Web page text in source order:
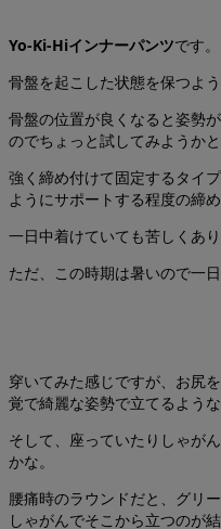
Yo-Ki-Hiインナーパンツです。
骨盤を起こした状態を保つよ
骨盤の位置が良くなると姿勢
のでちょっと試してみようか
強く締め付けて固定するタイ
ようにサポートする程度の締め
一日中着けていても苦しくあり
ただ、この時期は暑いので一
穿いてみた感じですが、お尻
覚で綺麗な姿勢で立てるような
そして、座っていたりしゃが
かな。
腰痛時のラウンドだと、グリ
しゃがんでそこから立つのが結